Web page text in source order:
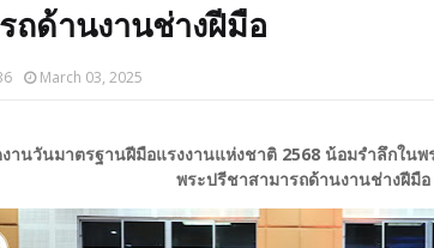
ถด้านงานช่างฝีมือ
March 03, 2025
งานวันมาตรฐานฝีมือแรงงานแห่งชาติ 2568 น้อมรำลึกใ
พระปรีชาสามารถด้านงานช่างฝีมือ